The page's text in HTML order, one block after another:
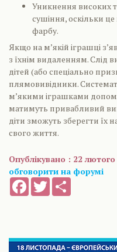
Уникнення високих
сушіння, оскільки
фарбу.
Якщо на м’якій іграшці
з їхнім видаленням. Слід
дітей (або спеціально
плямовивідники.
м’якими іграшками
матимуть привабливий
діти зможуть зберегти їх
свого життя.
Опублікувано : 22
обговорити на форумі
FacebookTwitter